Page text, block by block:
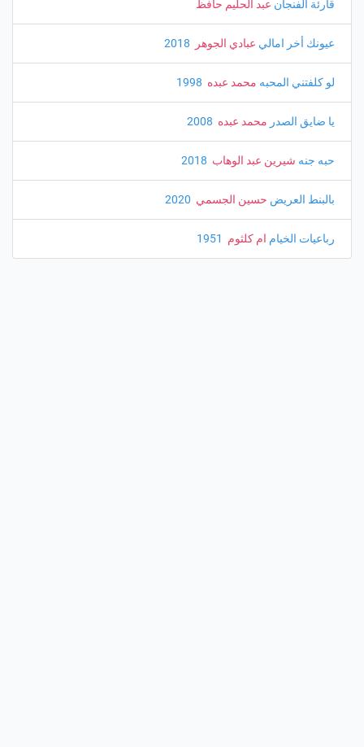
قارئة الفنجان عبد الحليم حافظ
عيونك أخر امالي عبادي الجوهر
لو كلفتني المحبه محمد عبده
يا ضايق الصدر محمد عبده
حبه جنه شيرين عبد الوهاب
بالبنط العريض حسين الجسمي
رباعيات الخيام ام كلثوم